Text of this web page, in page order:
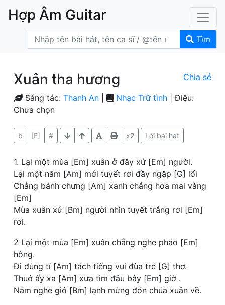
Hợp Âm Guitar
Tìm
Xuân tha hương Chia sẻ
Sáng tác: Thanh An Nhạc Trữ tình | Điệu:
Chưa chọn
b [F] # x2 Lời bài hát
1. Lại một mùa [Em] xuân ở đây xứ [Em] người.
Lại một năm [Am] mới tuyết rơi đầy ngập [G] lối
Chẳng bánh chưng [Am] xanh chẳng hoa mai vàng
[Em]
Mùa xuân xứ [Bm] người nhìn tuyết trắng rơi [Em]
rơi.
2 Lại một mùa [Em] xuân chẳng nghe pháo [Em]
hồng.
Đi đùng tí [Am] tách tiếng vui đùa trẻ [G] thơ.
Thuở ấy xa [Am] xưa tìm đâu bây [Em] giờ .
Nằm nghe gió [Bm] lạnh mừng đón chúa xuân về.